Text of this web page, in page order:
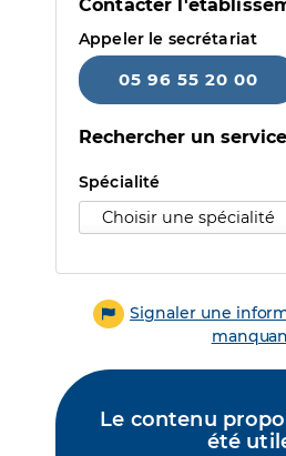
Contacter
Appeler le secrétariat
05 96 55 20 00
Sélectionner une spécialité
Rechercher un service
Spécialité
Signaler une
Le contenu
été